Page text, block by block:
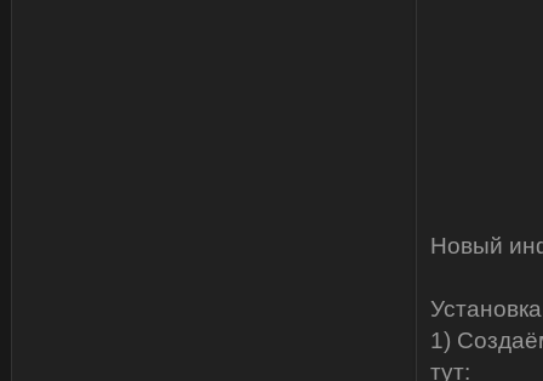
Новый
1)
тут: